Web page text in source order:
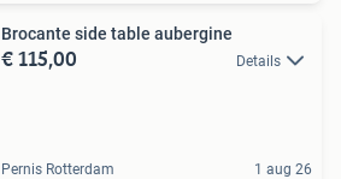
Brocante side table aubergine
€ 115,00 Details
Pernis Rotterdam 1 aug 26